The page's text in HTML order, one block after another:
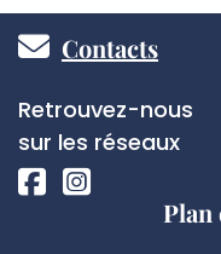
Pied
de
page
Contacts
Réseaux
sociaux
Retrouvez-nous
sur les réseaux
Plan